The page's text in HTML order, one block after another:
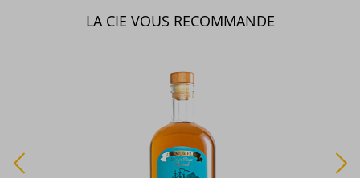
LA CIE VOUS RECOMMANDE